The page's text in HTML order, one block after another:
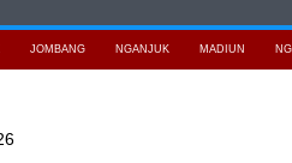
JOMBANG NGANJUK MADIUN